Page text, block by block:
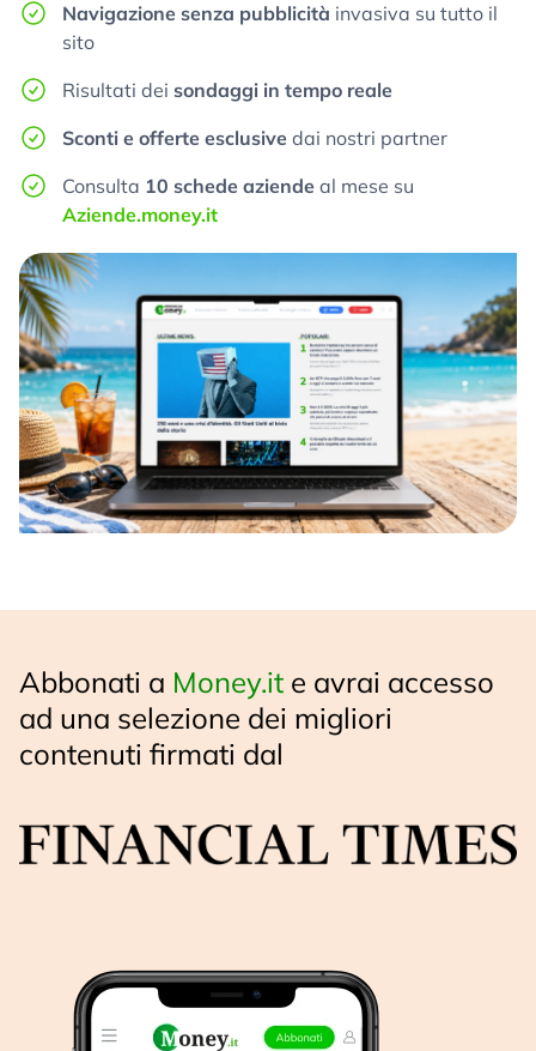
Navigazione senza pubblicità invasiva su tutto il
sito
Risultati dei sondaggi in tempo reale
Sconti e offerte esclusive dai nostri partner
Consulta 10 schede aziende al mese su
Aziende.money.it
Abbonati a Money.it e avrai accesso
ad una selezione dei migliori
contenuti firmati dal